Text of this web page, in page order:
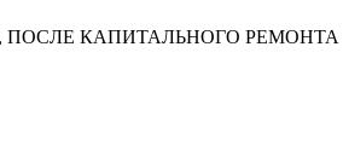
ПОСЛЕ КАПИТАЛЬНОГО РЕМОНТА